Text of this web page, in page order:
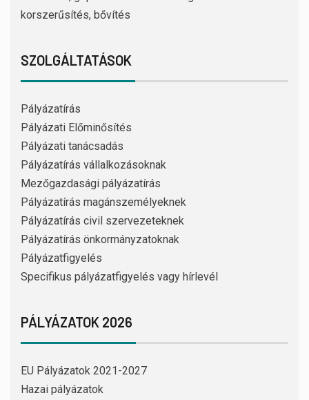
korszerűsítés, bővítés
SZOLGÁLTATÁSOK
Pályázatírás
Pályázati Előminősítés
Pályázati tanácsadás
Pályázatírás vállalkozásoknak
Mezőgazdasági pályázatírás
Pályázatírás magánszemélyeknek
Pályázatírás civil szervezeteknek
Pályázatírás önkormányzatoknak
Pályázatfigyelés
Specifikus pályázatfigyelés vagy hírlevél
PÁLYÁZATOK 2026
EU Pályázatok 2021-2027
Hazai pályázatok